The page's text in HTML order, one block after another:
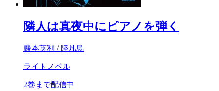
隣人は真夜中にピアノを弾く
巖本英利 / 陸凡鳥
ライトノベル
2巻まで配信中